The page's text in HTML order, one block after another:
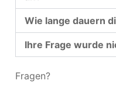
Wie lange dauern
Ihre Frage wurde
Fragen?